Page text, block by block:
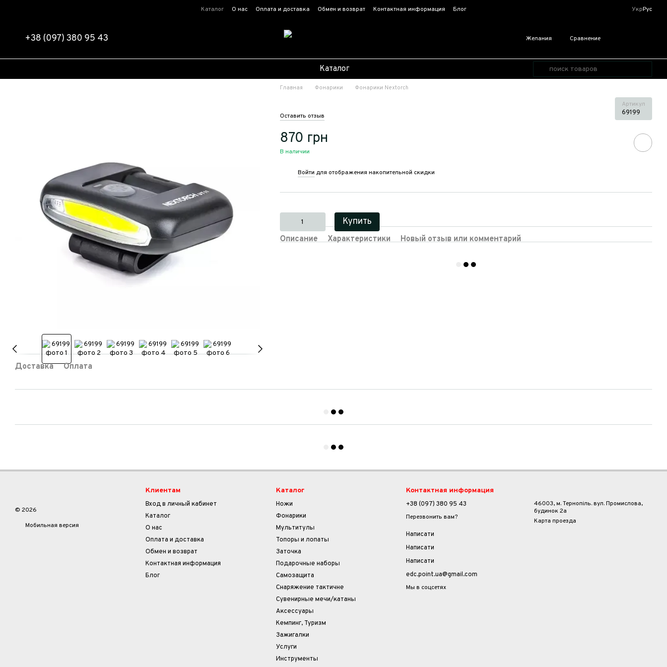
Каталог О нас Оплата и доставка Обмен и возврат Контактная информация Блог УкрРус
+38 (097) 380 95 43 Желания Сравнение
Каталог
Доставка Оплата
Главная Фонарики Фонарики Nextorch
Артикул
69199
Оставить отзыв
870 грн
В наличии
Войти для отображения накопительной скидки
Купить
Описание Характеристики Новый отзыв или комментарий
© 2026
Мобильная версия
Клиентам
Вход в личный кабинет
Каталог
О нас
Оплата и доставка
Обмен и возврат
Контактная информация
Блог
Каталог
Ножи
Фонарики
Мультитулы
Топоры и лопаты
Заточка
Подарочные наборы
Самозащита
Снаряжение тактичне
Сувенирные мечи/катаны
Аксессуары
Кемпинг, Туризм
Зажигалки
Услуги
Инструменты
Контактная информация
+38 (097) 380 95 43
Перезвонить вам?
Написати
Написати
Написати
edc.point.ua@gmail.com
46003, м. Тернопіль. вул. Промислова,
будинок 2а
Карта проезда
Мы в соцсетях